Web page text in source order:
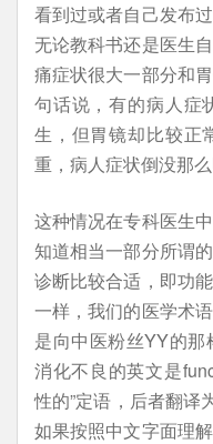
看到过或者自己发布
无论教科书还是医生
痛症状很大一部分和
句话说，有的病人症
生，但胃镜却比较正
重，病人症状倒没那么
这种情况在专科医生
知道相当一部分所谓
诊断比较合适，即功
一样，我们的医学术
是向中医粉丝YY的
消化不良的英文是
性的”定语，后者翻译
如果按照中文字面理